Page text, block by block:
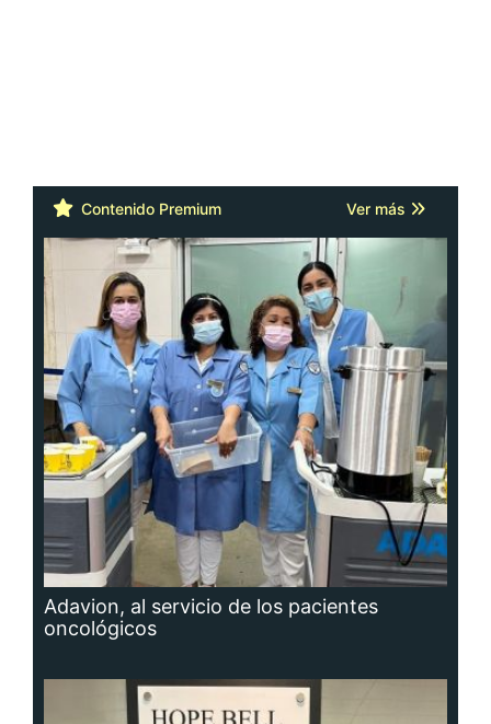
Contenido Premium Ver más
Adavion, al servicio de los pacientes
oncológicos